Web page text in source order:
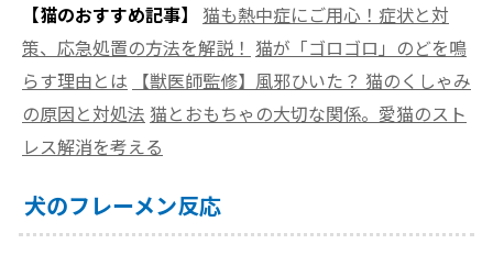
【猫のおすすめ記事】
猫も熱中症にご用心！症状と対
策、応急処置の方法を解説！ 猫が「ゴロゴロ」のどを鳴
らす理由とは
【獣医師監修】風邪ひいた？ 猫のくしゃみ
の原因と対処法 猫とおもちゃの大切な関係。愛猫のスト
レス解消を考える
犬のフレーメン反応